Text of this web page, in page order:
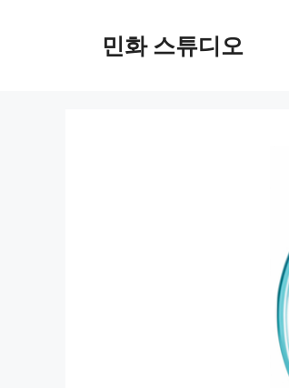
민화 스튜디오